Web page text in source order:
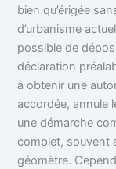
bien qu’érigée
d’urbanisme
possible de
déclaration
à obtenir une
accordée, annule
une démarche
complet, souvent
géomètre.